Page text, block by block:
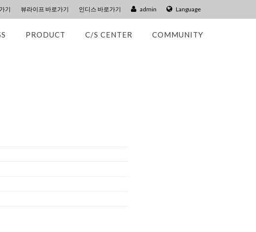
기 뷰라이프 바로가기 인디스 바로가기 admin Language
PRODUCT C/S CENTER COMMUNITY